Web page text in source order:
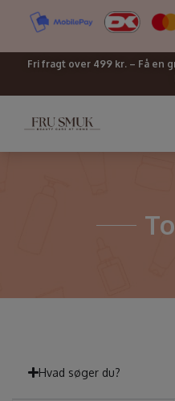
Fri fragt over 499 kr. – Få en
Hvad søger du?